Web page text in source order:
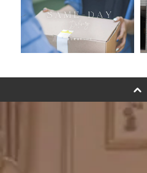
ムーンリットバルーンについて
その他オーダーメイド
バルーンフラワーブーケについて
プリントフォント詳細＆使用例